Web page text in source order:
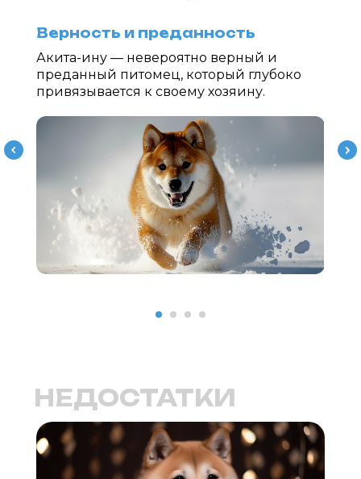
Верность и преданность
Акита-ину — невероятно верный и
преданный питомец, который глубоко
привязывается к своему хозяину.
ИНФОРМАЦИЯ О СОБЛЮДЕНИИ АВТОРСКИХ ПРАВ
Стартовый набор для кошки
Опасные и безопасные растения
для кошек
Собаки
Имена
Топ пород
Породы
Знаки зодиака
Стартовый набор для собаки